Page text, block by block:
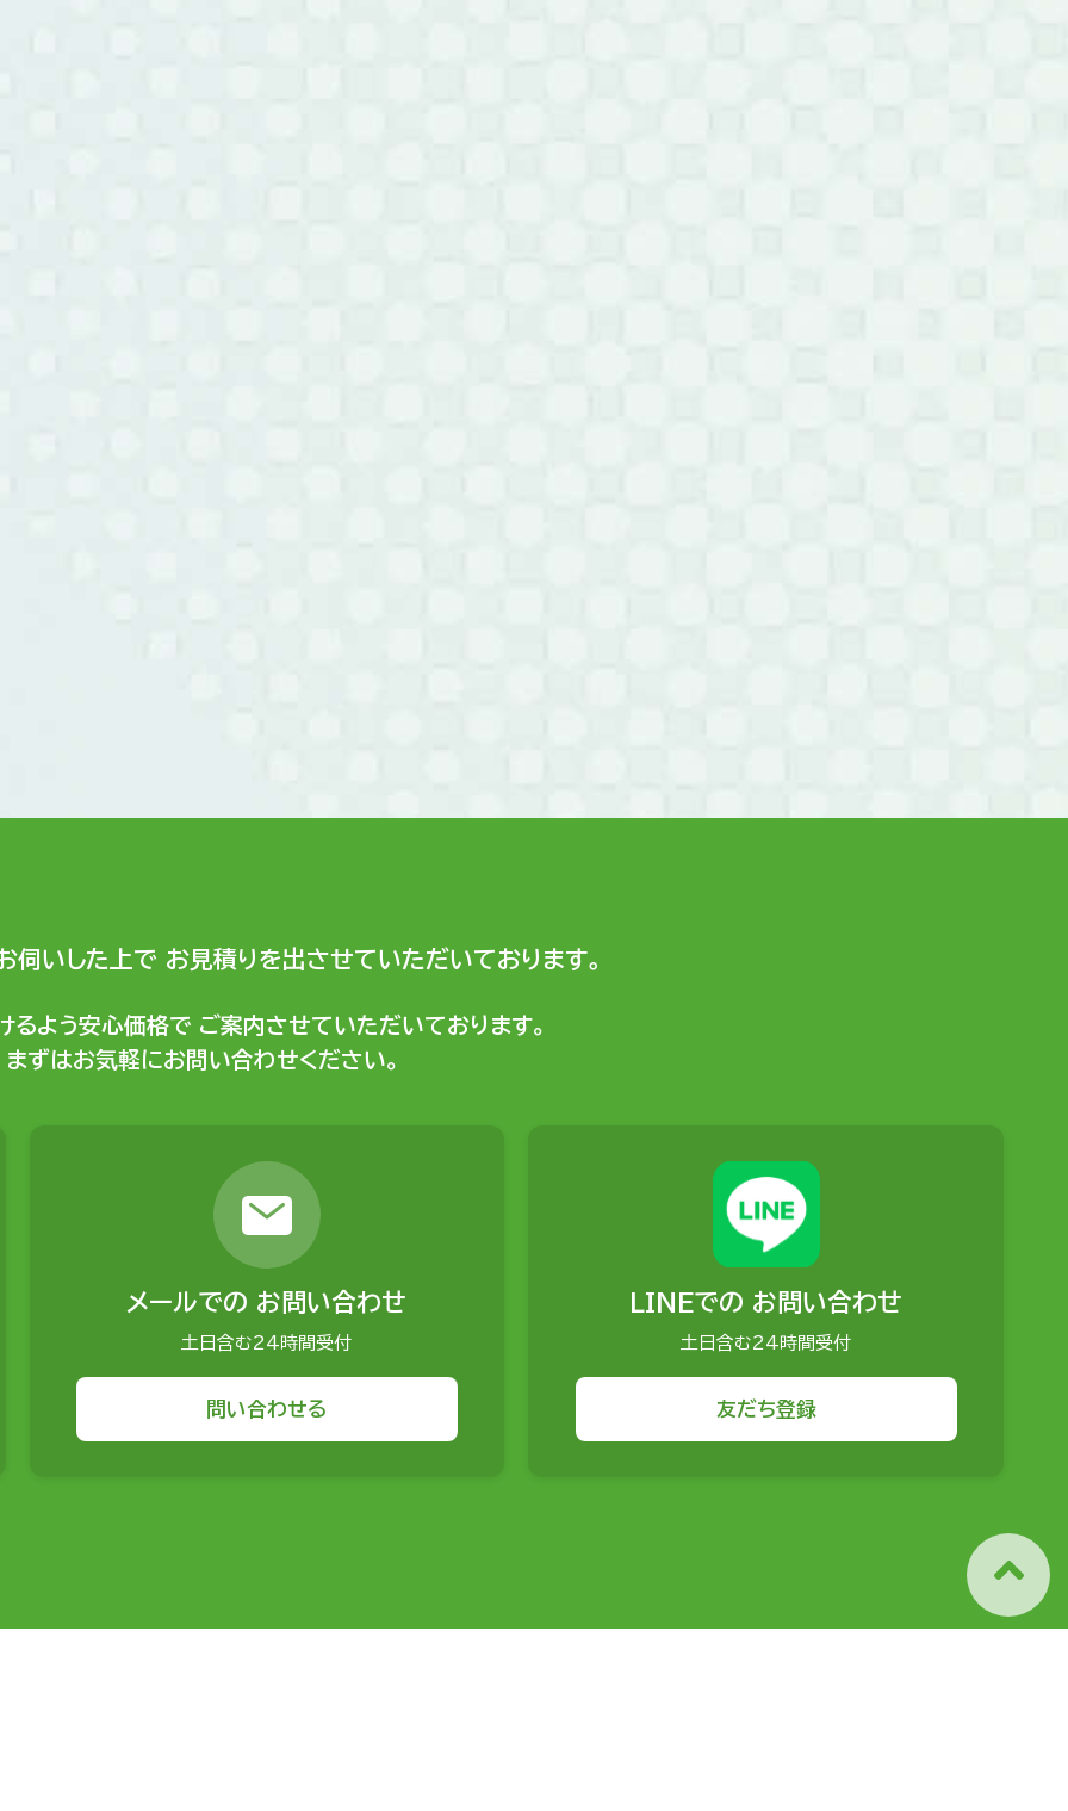
伺いした上で お見積りを出させていただいております。
るよう安心価格で ご案内させていただいております。
まずはお気軽にお問い合わせください。
メールでの お問い合わせ
土日含む24時間受付
問い合わせる
LINEでの お問い合わせ
土日含む24時間受付
友だち登録